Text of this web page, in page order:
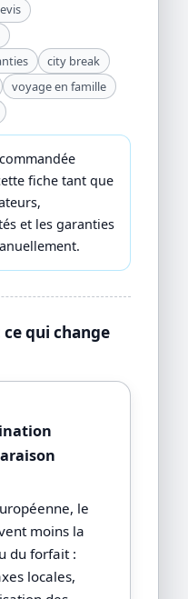
city break
voyage en famille
fiche tant que
et les garanties
qui change
le
moins la
du forfait :
locales,